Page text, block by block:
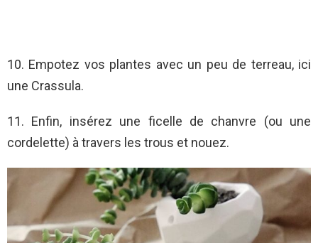
10. Empotez vos plantes avec un peu de terreau, ici
une Crassula.
11. Enfin, insérez une ficelle de chanvre (ou une
cordelette) à travers les trous et nouez.